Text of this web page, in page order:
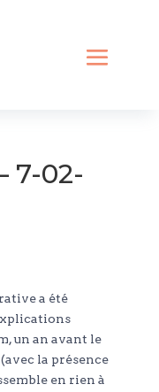
7-02-
a été
un an avant le
la présence
en rien à